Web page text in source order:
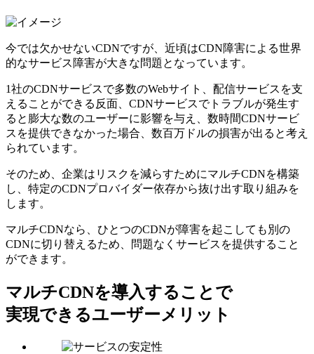
今では⽋かせないCDNですが、近頃はCDN障害による世界
的なサービス障害が⼤きな問題となっています。
1社のCDNサービスで多数のWebサイト、配信サービスを⽀
えることができる反⾯、CDNサービスでトラブルが発⽣す
ると膨⼤な数のユーザーに影響を与え、数時間CDNサービ
スを提供できなかった場合、数百万ドルの損害が出ると考え
られています。
そのため、企業はリスクを減らすためにマルチCDNを構築
し、特定のCDNプロバイダー依存から抜け出す取り組みを
します。
マルチCDNなら、ひとつのCDNが障害を起こしても別の
CDNに切り替えるため、問題なくサービスを提供すること
ができます。
マルチCDNを導入することで
実現できるユーザーメリット